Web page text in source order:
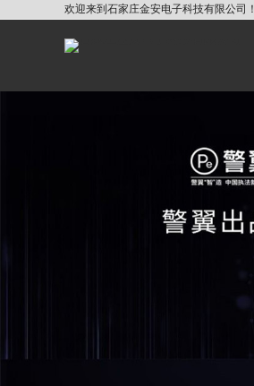
欢迎来到石家庄金安电子科技有限公司！